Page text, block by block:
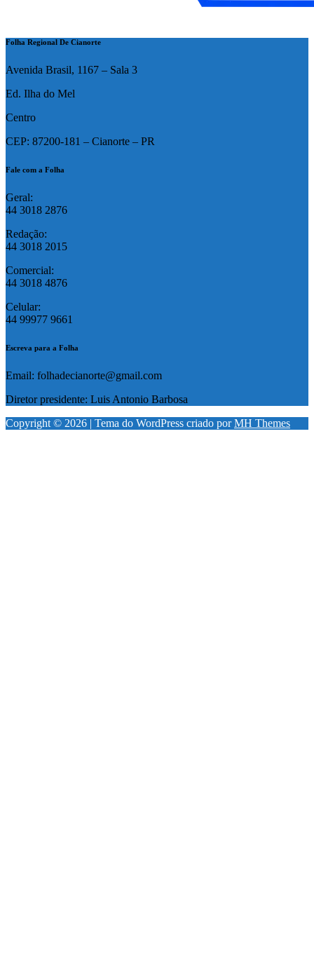
Folha Regional De Cianorte
Avenida Brasil, 1167 – Sala 3
Ed. Ilha do Mel
Centro
CEP: 87200-181 – Cianorte – PR
Fale com a Folha
Geral:
44 3018 2876
Redação:
44 3018 2015
Comercial:
44 3018 4876
Celular:
44 99977 9661
Escreva para a Folha
Email: folhadecianorte@gmail.com
Diretor presidente: Luis Antonio Barbosa
Copyright © 2026 | Tema do WordPress criado porMH Themes